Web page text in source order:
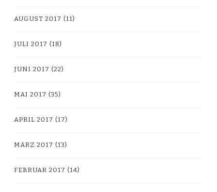
AUGUST 2017 (11)
JULI 2017 (18)
JUNI 2017 (22)
MAI 2017 (35)
APRIL 2017 (17)
MÄRZ 2017 (13)
FEBRUAR 2017 (14)